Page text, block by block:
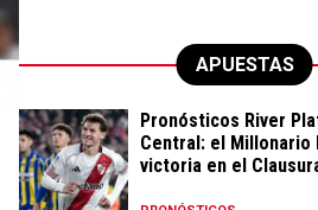
APUESTAS
Pronósticos River
Central: el Millonario
victoria en el